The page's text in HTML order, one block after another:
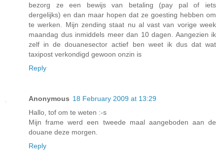
bezorg ze een bewijs van betaling (pay pal of iets
dergelijks) en dan maar hopen dat ze goesting hebben om
te werken. Mijn zending staat nu al vast van vorige week
maandag dus inmiddels meer dan 10 dagen. Aangezien ik
zelf in de douanesector actief ben weet ik dus dat wat
taxipost verkondigd gewoon onzin is
Reply
Anonymous 18 February 2009 at 13:29
Hallo, tof om te weten :-s
Mijn frame werd een tweede maal aangeboden aan de
douane deze morgen.
Reply